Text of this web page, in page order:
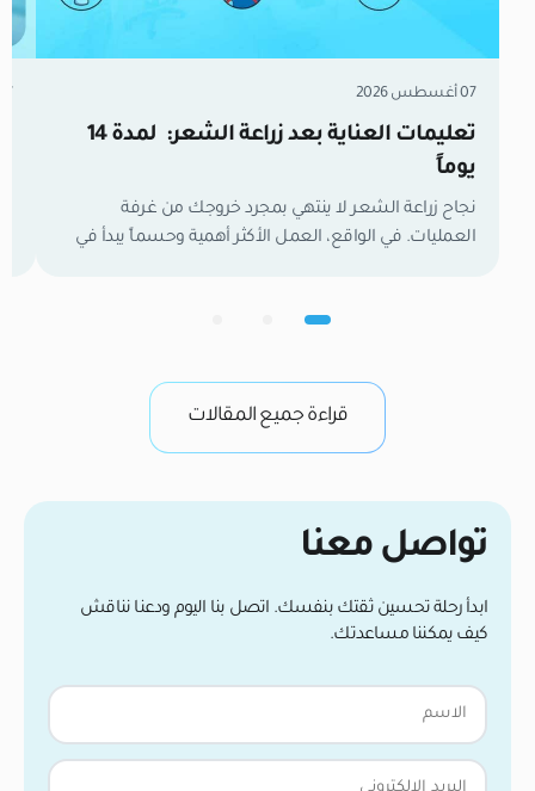
07 أغسطس 2026
تعليمات العناية بعد زراعة الشعر: لمدة 14
يوماً
نجاح زراعة الشعر لا ينتهي بمجرد خروجك من غرفة
العمليات. في الواقع، العمل الأكثر أهمية وحسماً يبدأ في
تكون بصيلات الشعر الجديدة كائنات حية وهشة تعمل
من واقع خبرتنا […]
قراءة جميع المقالات
تواصل معنا
ابدأ رحلة تحسين ثقتك بنفسك. اتصل بنا اليوم ودعنا نناقش
كيف يمكننا مساعدتك.